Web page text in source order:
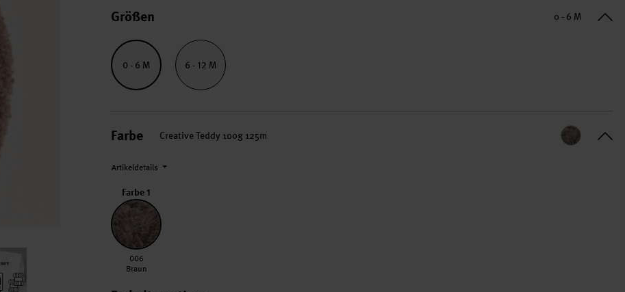
Größen 0 - 6 M
0 - 6 M 6 - 12 M
Farbe Creative Teddy 100g 125m
Artikeldetails
Farbe 1
006 Braun
006
Braun